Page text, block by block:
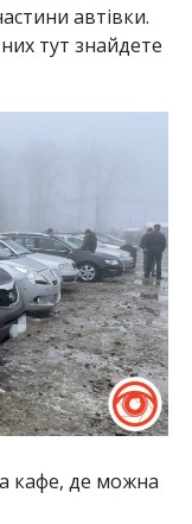
автівки.
тут знайдете
кафе, де можна